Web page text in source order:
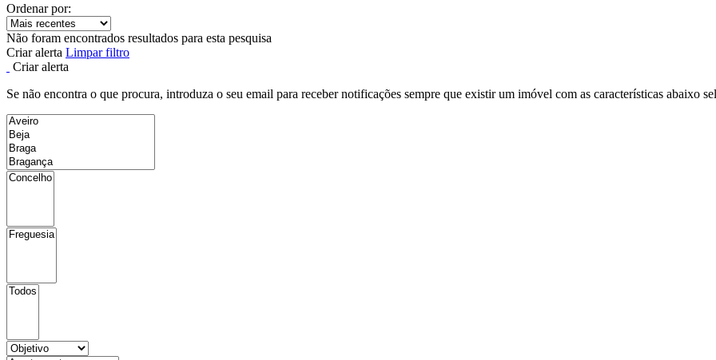
Ordenar por:
Não foram encontrados resultados para esta pesquisa
Criar alerta Limpar filtro
Criar alerta
Se não encontra o que procura, introduza o seu email para receber notificações sempre que existir um imóvel com as características abaixo